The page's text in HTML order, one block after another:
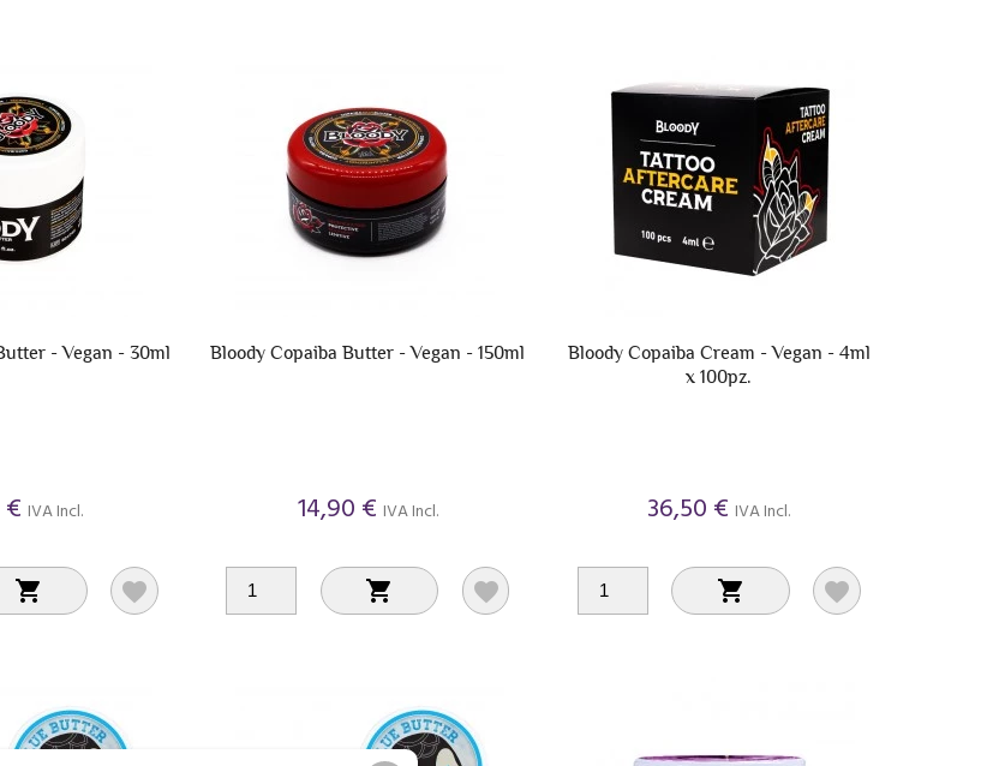
- Vegan - 30ml
IVA Incl.
 
Bloody Copaiba Butter - Vegan - 150ml
14,90 € IVA Incl.
 
Bloody Copaiba Cream - Vegan - 4ml
x 100pz.
36,50 € IVA Incl.
 